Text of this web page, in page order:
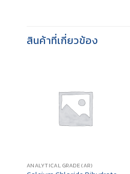
สินค้าที่เกี่ยวข้อง
ANALYTICAL GRADE (AR)